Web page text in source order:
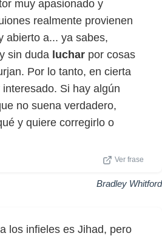
muy apasionado y
realmente provienen
abierto a... ya sabes,
sin duda luchar por cosas
Por lo tanto, en cierta
Si hay algún
no suena verdadero,
y quiere corregirlo o
Ver frase
Bradley Whitford
los infieles es Jihad, pero